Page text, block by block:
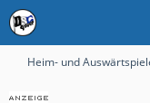
Heim- und